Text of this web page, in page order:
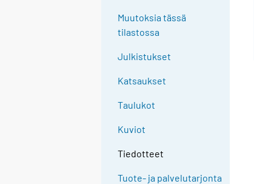
Muutoksia tässä
tilastossa
Julkistukset
Katsaukset
Taulukot
Kuviot
Tiedotteet
Tuote- ja palvelutarjonta